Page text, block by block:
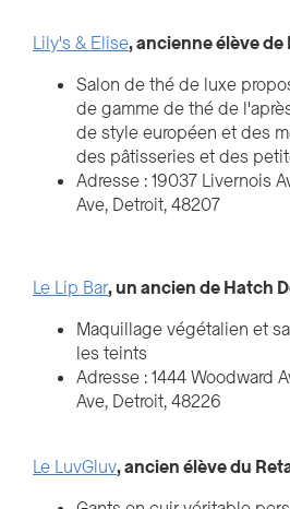
Lily's & Elise, ancienne élève
Salon de thé de luxe
de gamme de thé de
de style européen et des
des pâtisseries et des
Adresse : 19037 Livernois
Ave, Detroit, 48207
Le Lip Bar, un ancien de Hatch
Maquillage végétalien et
les teints
Adresse : 1444 Woodward
Ave, Detroit, 48226
Le LuvGluv, ancien élève du